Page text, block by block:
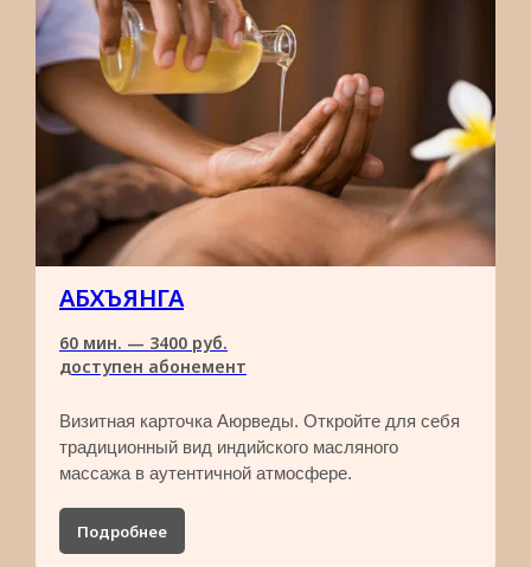
АБХЪЯНГА
60 мин. — 3400 руб.
доступен абонемент
Визитная карточка Аюрведы. Откройте для себя
традиционный вид индийского масляного
массажа в аутентичной атмосфере.
Подробнее